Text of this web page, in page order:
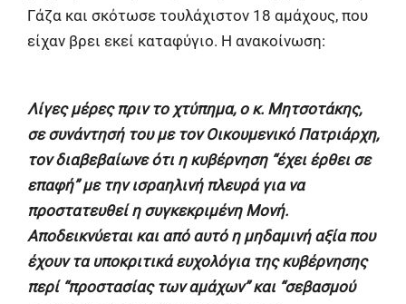
Γάζα και σκότωσε τουλάχιστον 18 αμάχους, που
είχαν βρει εκεί καταφύγιο. Η ανακοίνωση:
Λίγες μέρες πριν το χτύπημα, ο κ. Μητσοτάκης,
σε συνάντησή του με τον Οικουμενικό Πατριάρχη,
τον διαβεβαίωνε ότι η κυβέρνηση “έχει έρθει σε
επαφή” με την ισραηλινή πλευρά για να
προστατευθεί η συγκεκριμένη Μονή.
Αποδεικνύεται και από αυτό η μηδαμινή αξία που
έχουν τα υποκριτικά ευχολόγια της κυβέρνησης
περί “προστασίας των αμάχων” και “σεβασμού